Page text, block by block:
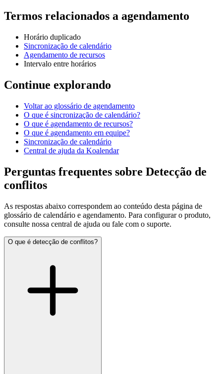
Termos relacionados a agendamento
Horário duplicado
Sincronização de calendário
Agendamento de recursos
Intervalo entre horários
Continue explorando
Voltar ao glossário de agendamento
O que é sincronização de calendário?
O que é agendamento de recursos?
O que é agendamento em equipe?
Sincronização de calendário
Central de ajuda da Koalendar
Perguntas frequentes sobre Detecção de
conflitos
As respostas abaixo correspondem ao conteúdo desta página de
glossário de calendário e agendamento. Para configurar o produto,
consulte nossa central de ajuda ou fale com o suporte.
O que é detecção de conflitos?